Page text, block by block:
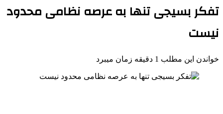
تفکر بسیجی تنها به عرصه نظامی محدود
نیست
خواندن این مطلب 1 دقیقه زمان میبرد